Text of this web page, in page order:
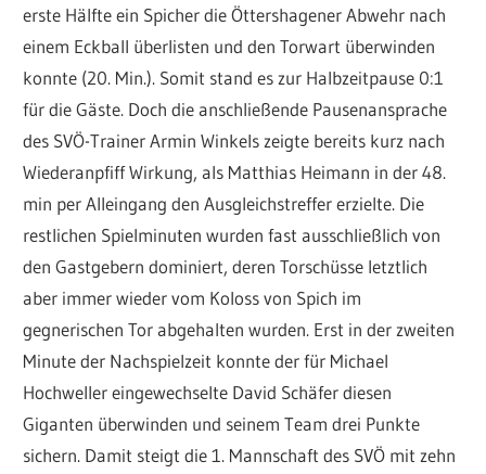
erste Hälfte ein Spicher die Öttershagener Abwehr nach
einem Eckball überlisten und den Torwart überwinden
konnte (20. Min.). Somit stand es zur Halbzeitpause 0:1
für die Gäste. Doch die anschließende Pausenansprache
des SVÖ-Trainer Armin Winkels zeigte bereits kurz nach
Wiederanpfiff Wirkung, als Matthias Heimann in der 48.
min per Alleingang den Ausgleichstreffer erzielte. Die
restlichen Spielminuten wurden fast ausschließlich von
den Gastgebern dominiert, deren Torschüsse letztlich
aber immer wieder vom Koloss von Spich im
gegnerischen Tor abgehalten wurden. Erst in der zweiten
Minute der Nachspielzeit konnte der für Michael
Hochweller eingewechselte David Schäfer diesen
Giganten überwinden und seinem Team drei Punkte
sichern. Damit steigt die 1. Mannschaft des SVÖ mit zehn